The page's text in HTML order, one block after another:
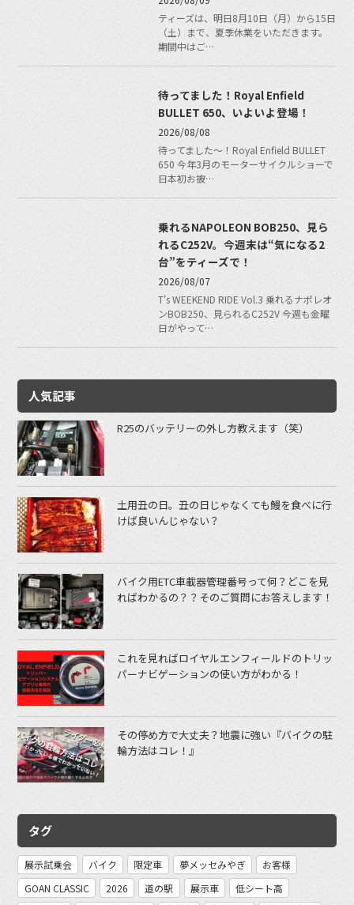
ティーズは、明日8月10日（月）から15日
（土）まで、夏季休業をいただきます。
期間中はご…
待ってました！Royal Enfield
BULLET 650、いよいよ登場！
2026/08/08
待ってました〜！Royal Enfield BULLET
650 今年3月のモーターサイクルショーで
日本初お披…
乗れるNAPOLEON BOB250、見ら
れるC252V。今週末は“気になる2
台”をティーズで！
2026/08/07
T's WEEKEND RIDE Vol.3 乗れるナポレオ
ンBOB250、見られるC252V 今週も金曜
日がやって…
人気記事
R25のバッテリーの外し方教えます（笑）
土用丑の日。丑の日じゃなくても鰻を食べに行
けば良いんじゃない？
バイク用ETC車載器管理番号って何？どこを見
ればわかるの？？そのご質問にお答えします！
これを見ればロイヤルエンフィールドのトリッ
パーナビゲーションの使い方がわかる！
その停め方で大丈夫？地震に強い『バイクの駐
輪方法はコレ！』
タグ
展示試乗会 バイク 限定車 夢メッセみやぎ
お客様
GOAN CLASSIC
2026 道の駅 展示車
低シート高